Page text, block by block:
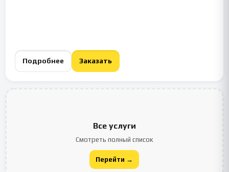
Подробнее Заказать
Все услуги
Смотреть полный список
Перейти →